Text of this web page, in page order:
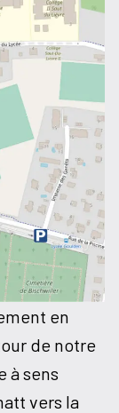
en
de notre
à sens
vers la